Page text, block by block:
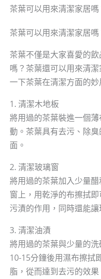
茶葉可以用來清潔家居嗎
茶葉可以用來清潔家居嗎
茶葉不僅是大家喜愛的
嗎？茶葉還可以用來清
一下茶葉在清潔方面的妙
1. 清潔木地板
將用過的茶葉裝進一個
動。茶葉具有去污、除
面。
2. 清潔玻璃窗
將用過的茶葉加入少量
窗上，用乾淨的布擦拭
污漬的作用，同時還能
3. 清潔油漬
將用過的茶葉與少量的
10-15分鐘後用濕布擦拭
脂，從而達到去污的效果